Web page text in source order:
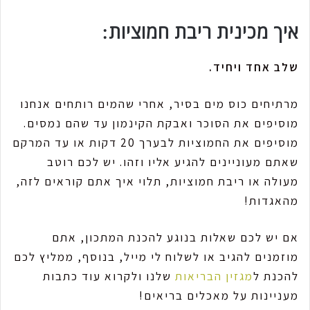
איך מכינית ריבת חמוציות:
שלב אחד ויחיד.
מרתיחים כוס מים בסיר, אחרי שהמים רותחים אנחנו
מוסיפים את הסוכר ואבקת הקינמון עד שהם נמסים.
מוסיפים את החמוציות לבערך 20 דקות או עד המרקם
שאתם מעוניינים להגיע אליו וזהו. יש לכם רוטב
מעולה או ריבת חמוציות, תלוי איך אתם קוראים לזה,
מהאגדות!
אם יש לכם שאלות בנוגע להכנת המתכון, אתם
מוזמנים להגיב או לשלוח לי מייל, בנוסף, ממליץ לכם
להכנת למגזין הבריאות שלנו ולקרוא עוד כתבות
מעניינות על מאכלים בריאים!